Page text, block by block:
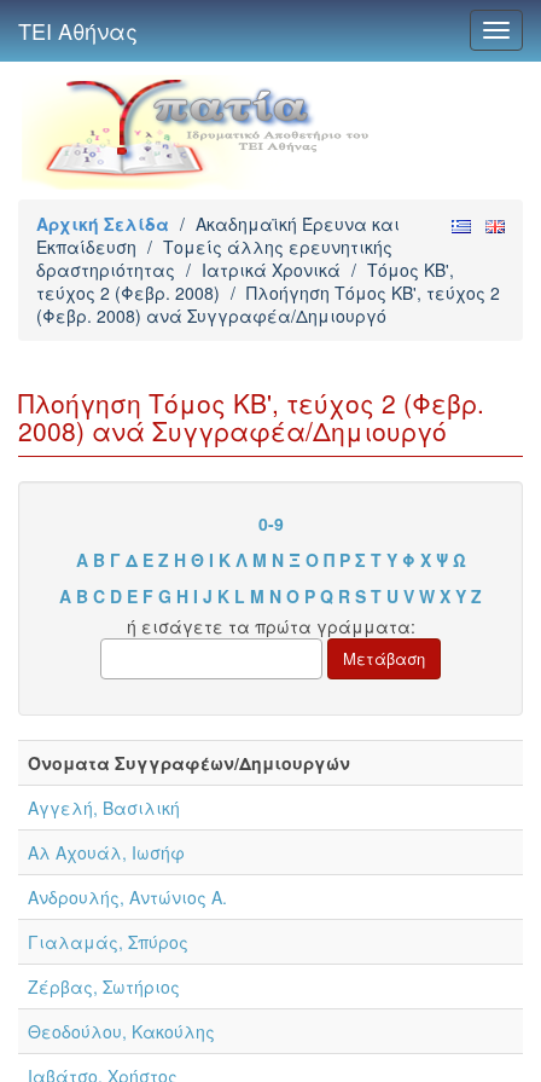
ΤΕΙ Αθήνας
Αρχική Σελίδα / Ακαδημαϊκή Έρευνα και
Εκπαίδευση / Τομείς άλλης ερευνητικής
δραστηριότητας / Ιατρικά Χρονικά / Τόμος ΚΒ',
τεύχος 2 (Φεβρ. 2008) / Πλοήγηση Τόμος ΚΒ', τεύχος 2
(Φεβρ. 2008) ανά Συγγραφέα/Δημιουργό
Πλοήγηση Τόμος ΚΒ', τεύχος 2 (Φεβρ.
2008) ανά Συγγραφέα/Δημιουργό
0-9
Α Β Γ Δ Ε Ζ Η Θ Ι Κ Λ Μ Ν Ξ Ο Π Ρ Σ Τ Υ Φ Χ Ψ Ω
A B C D E F G H I J K L M N O P Q R S T U V W X Y Z
ή εισάγετε τα πρώτα γράμματα:
Όνοματα Συγγραφέων/Δημιουργών
Αγγελή, Βασιλική
Αλ Αχουάλ, Ιωσήφ
Ανδρουλής, Αντώνιος Α.
Γιαλαμάς, Σπύρος
Ζέρβας, Σωτήριος
Θεοδούλου, Κακούλης
Ιαβάτσο, Χρήστος